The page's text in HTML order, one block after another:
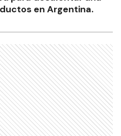
en Argentina.